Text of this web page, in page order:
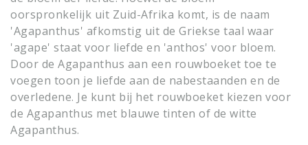
oorspronkelijk uit Zuid-Afrika komt, is de naam
'Agapanthus' afkomstig uit de Griekse taal waar
'agape' staat voor liefde en 'anthos' voor bloem.
Door de Agapanthus aan een rouwboeket toe te
voegen toon je liefde aan de nabestaanden en de
overledene. Je kunt bij het rouwboeket kiezen voor
de Agapanthus met blauwe tinten of de witte
Agapanthus.